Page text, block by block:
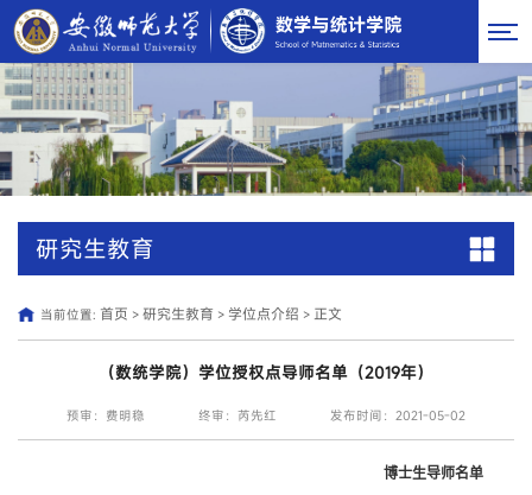
研究生教育
当前位置: 首页 > 研究生教育 > 学位点介绍 > 正文
（数统学院）学位授权点导师名单（2019年）
预审：费明稳 终审：芮先红 发布时间：2021-05-02
博士生导师名单